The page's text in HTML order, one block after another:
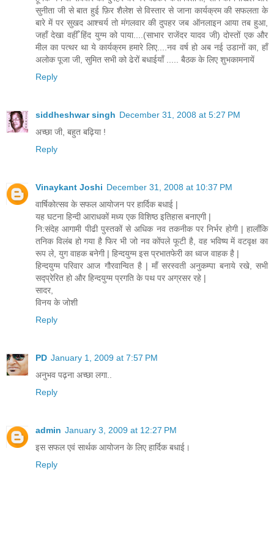
सुनीता जी से बात हुई फ़िर शैलेश से विस्तार से जाना कार्यक्रम की सफलता के
बारे में पर सुखद आश्चर्य तो मंगलवार की दुपहर जब ऑनलाइन आया तब हुआ,
जहाँ देखा वहीँ हिंद युग्म को पाया....(साभार राजेंदर यादव जी) दोस्तों एक और
मील का पत्थर था ये कार्यक्रम हमारे लिए....नव वर्ष हो अब नई उडानों का, हाँ
अलोक पूजा जी, सुमित सभी को ढेरों बधाईयाँ ..... बैठक के लिए शुभकामनायें
Reply
siddheshwar singh December 31, 2008 at 5:27 PM
अच्छा जी, बहुत बढ़िया !
Reply
Vinaykant Joshi December 31, 2008 at 10:37 PM
वार्षिकोत्सव के सफल आयोजन पर हार्दिक बधाई |
यह घटना हिन्दी आराधकों मध्य एक विशिष्ठ इतिहास बनाएगी |
नि:संदेह आगामी पीढी पुस्तकों से अधिक नव तकनीक पर निर्भर होगी | हालाँकि
तनिक विलंब हो गया है फिर भी जो नव कोंपले फूटी है, वह भविष्य में वटवृक्ष का
रूप ले, युग वाहक बनेगी | हिन्दयुग्म इस प्रभातफेरी का ध्वज वाहक है |
हिन्दयुग्म परिवार आज गौरवान्वित है | माँ सरस्वती अनुकम्पा बनाये रखे, सभी
सद्प्रेरित हो और हिन्दयुग्म प्रगति के पथ पर अग्रसर रहे |
सादर,
विनय के जोशी
Reply
PD January 1, 2009 at 7:57 PM
अनुभव पढ़ना अच्छा लगा..
Reply
admin January 3, 2009 at 12:27 PM
इस सफल एवं सार्थक आयोजन के लिए हार्दिक बधाई।
Reply